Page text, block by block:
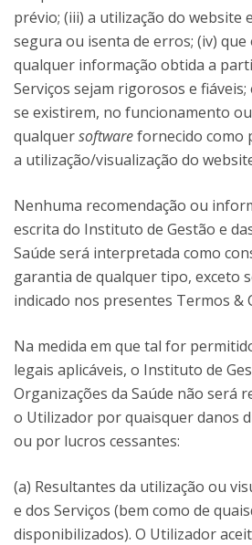
prévio; (iii) a utilização do website
segura ou isenta de erros; (iv)
qualquer informação obtida a
Serviços sejam rigorosos e fiáveis;
se existirem, no funcionamento
qualquersoftwarefornecido como
a utilização/visualização do
Nenhuma recomendação ou
escrita do Instituto de Gestão e
Saúde será interpretada como
garantia de qualquer tipo, exceto
indicado nos presentes Termos &
Na medida em que tal for
legais aplicáveis, o Instituto de
Organizações da Saúde não será
o Utilizador por quaisquer danos
ou por lucros cessantes:
(a) Resultantes da utilização ou
e dos Serviços (bem como de
disponibilizados). O Utilizador